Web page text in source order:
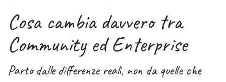
Cosa cambia davvero tra
Community ed Enterprise
Parto dalle differenze reali, non da quelle che